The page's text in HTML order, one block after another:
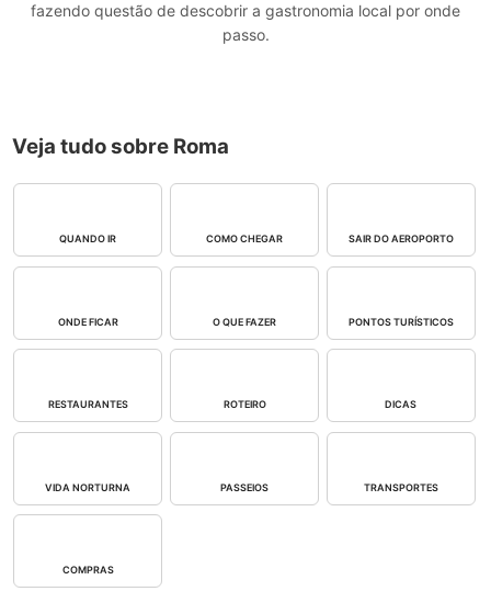
fazendo questão de descobrir a gastronomia local por onde
passo.
Veja tudo sobre Roma
QUANDO IR COMO CHEGAR SAIR DO AEROPORTO
ONDE FICAR O QUE FAZER PONTOS TURÍSTICOS
RESTAURANTES ROTEIRO DICAS
VIDA NORTURNA PASSEIOS TRANSPORTES
COMPRAS